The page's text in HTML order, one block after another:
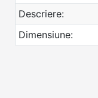
Descriere:
Dimensiune: